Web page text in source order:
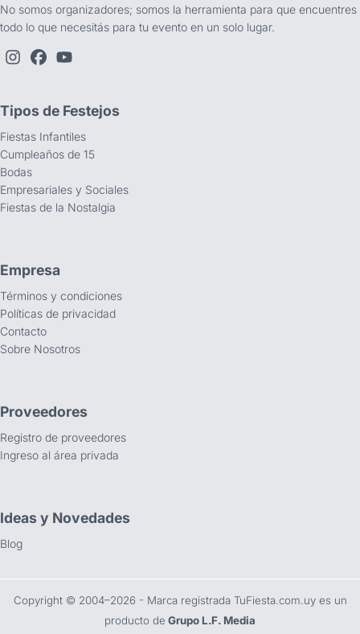
No somos organizadores; somos la herramienta para que encuentres
todo lo que necesitás para tu evento en un solo lugar.
Tipos de Festejos
Fiestas Infantiles
Cumpleaños de 15
Bodas
Empresariales y Sociales
Fiestas de la Nostalgia
Empresa
Términos y condiciones
Políticas de privacidad
Contacto
Sobre Nosotros
Proveedores
Registro de proveedores
Ingreso al área privada
Ideas y Novedades
Blog
Copyright ©️ 2004–2026 - Marca registrada TuFiesta.com.uy es un
producto de Grupo L.F. Media